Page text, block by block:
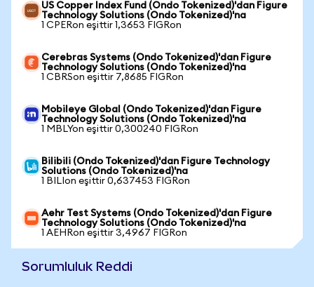
US Copper Index Fund (Ondo Tokenized)'dan Figure
Technology Solutions (Ondo Tokenized)'na
1 CPERon eşittir 1,3653 FIGRon
Cerebras Systems (Ondo Tokenized)'dan Figure
Technology Solutions (Ondo Tokenized)'na
1 CBRSon eşittir 7,8685 FIGRon
Mobileye Global (Ondo Tokenized)'dan Figure
Technology Solutions (Ondo Tokenized)'na
1 MBLYon eşittir 0,300240 FIGRon
Bilibili (Ondo Tokenized)'dan Figure Technology
Solutions (Ondo Tokenized)'na
1 BILIon eşittir 0,637453 FIGRon
Aehr Test Systems (Ondo Tokenized)'dan Figure
Technology Solutions (Ondo Tokenized)'na
1 AEHRon eşittir 3,4967 FIGRon
Sorumluluk Reddi